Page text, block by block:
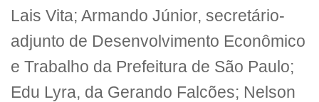
Lais Vita; Armando Júnior, secretário-
adjunto de Desenvolvimento Econômico
e Trabalho da Prefeitura de São Paulo;
Edu Lyra, da Gerando Falcões; Nelson